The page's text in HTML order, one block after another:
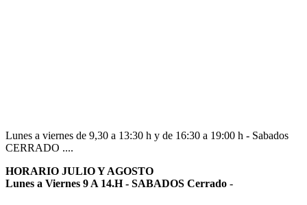
Lunes a viernes de 9,30 a 13:30 h y de 16:30 a 19:00 h - Sabados
CERRADO ....
HORARIO JULIO Y AGOSTO
Lunes a Viernes 9 A 14.H - SABADOS Cerrado -